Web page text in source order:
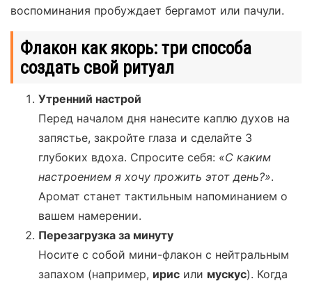
воспоминания пробуждает бергамот или пачули.
Флакон как якорь: три способа
создать свой ритуал
Утренний настрой
Перед началом дня нанесите каплю духов на
запястье, закройте глаза и сделайте 3
глубоких вдоха. Спросите себя: «С каким
настроением я хочу прожить этот день?».
Аромат станет тактильным напоминанием о
вашем намерении.
Перезагрузка за минуту
Носите с собой мини-флакон с нейтральным
запахом (например, ирис или мускус). Когда